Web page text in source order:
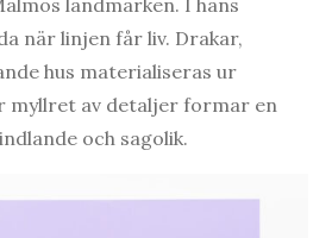
när linjen får liv. Drakar,
hus materialiseras ur
myllret av detaljer formar en
och sagolik.